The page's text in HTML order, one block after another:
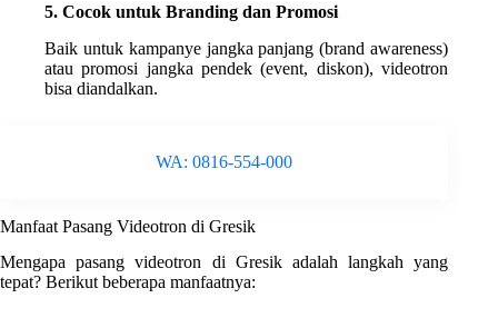
5. Cocok untuk Branding dan Promosi
Baik untuk kampanye jangka panjang (brand awareness)
atau promosi jangka pendek (event, diskon), videotron
bisa diandalkan.
WA: 0816-554-000
Manfaat Pasang Videotron di Gresik
Mengapa pasang videotron di Gresik adalah langkah yang
tepat? Berikut beberapa manfaatnya: